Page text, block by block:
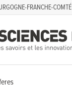
FRANCHE-COMTÉ